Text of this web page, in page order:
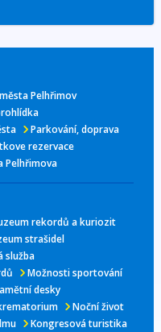
Pelhřimov
Parkování, doprava
rezervace
Pelhřimova
rekordů a kuriozit
strašidel
služba
Možnosti sportování
desky
Noční život
Kongresová turistika